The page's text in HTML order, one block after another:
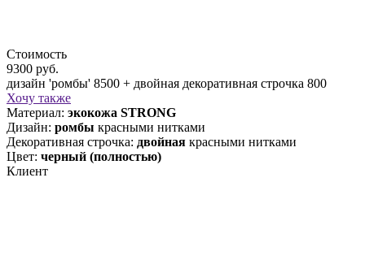
Стоимость
9300 руб.
дизайн 'ромбы' 8500 + двойная декоративная строчка 800
Хочу также
Материал: экокожа STRONG
Дизайн: ромбы красными нитками
Декоративная строчка: двойная красными нитками
Цвет: черный (полностью)
Клиент